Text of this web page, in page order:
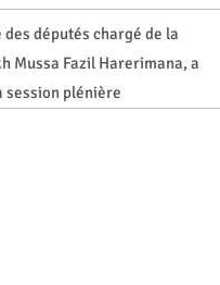
députés chargé de la
Mussa Fazil Harerimana, a
session plénière